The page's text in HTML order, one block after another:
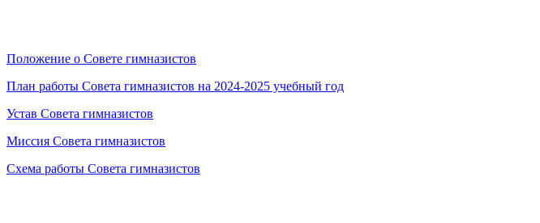
Положение о Совете гимназистов
План работы Совета гимназистов на 2024-2025 учебный год
Устав Совета гимназистов
Миссия Совета гимназистов
Схема работы Совета гимназистов